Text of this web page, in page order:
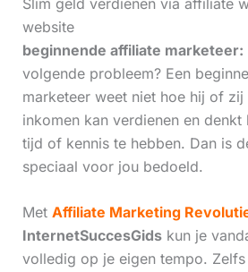
website
beginnende affiliate marketeer:
volgende probleem? Een
marketeer weet niet hoe hij of zij
inkomen kan verdienen en
tijd of kennis te hebben. Dan is
speciaal voor jou bedoeld.
Met Affiliate Marketing
InternetSuccesGidskun je
volledig op je eigen tempo.